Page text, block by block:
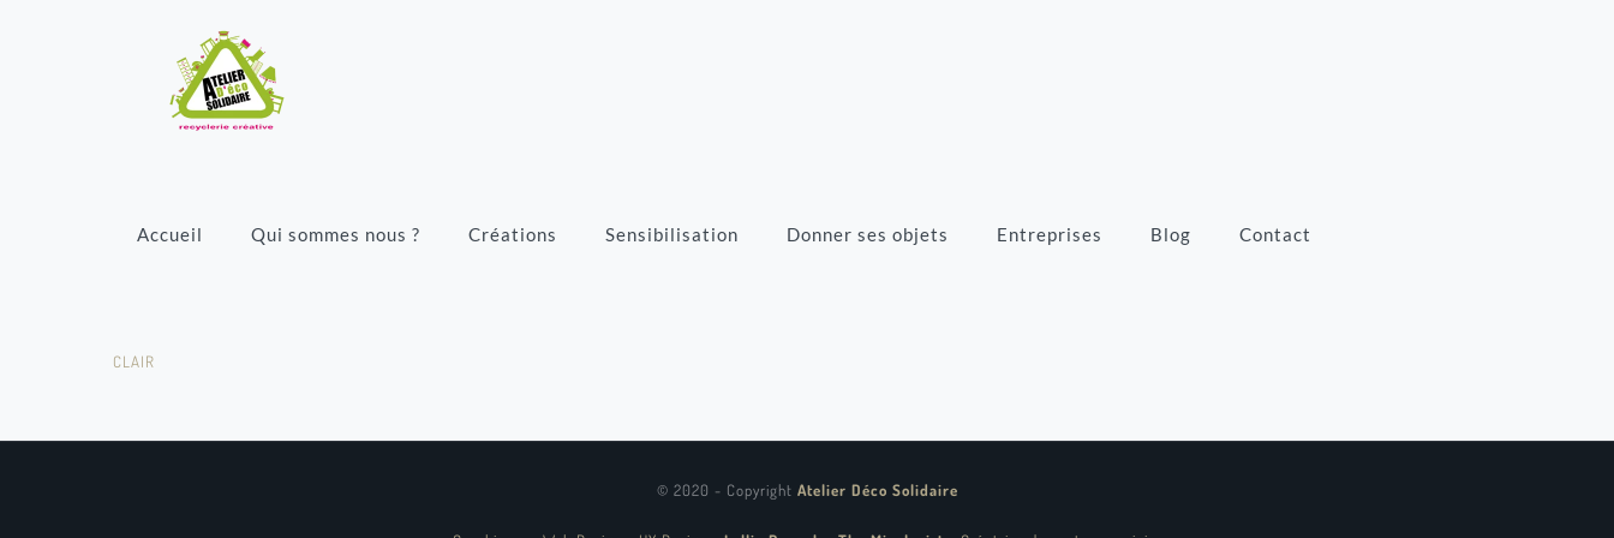
Accueil Qui sommes nous ? Créations Sensibilisation Donner ses objets Entreprises Blog Contact
CLAIR
© 2020 - Copyright Atelier Déco Solidaire